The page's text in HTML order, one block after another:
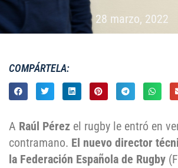
28 marzo, 2022
COMPÁRTELA:
A Raúl Pérez el rugby le entró en
contramano. El nuevo director
la Federación Española de Rugby